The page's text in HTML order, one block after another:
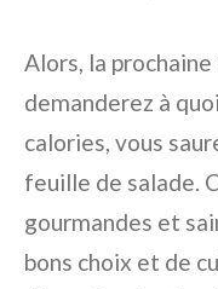
Alors, la
demanderez à
calories, vous
feuille de salade.
gourmandes et
bons choix et de